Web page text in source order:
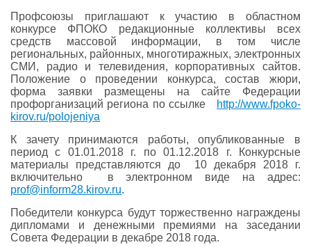
Профсоюзы приглашают к участию в областном
конкурсе ФПОКО редакционные коллективы всех
средств массовой информации, в том числе
региональных, районных, многотиражных, электронных
СМИ, радио и телевидения, корпоративных сайтов.
Положение о проведении конкурса, состав жюри,
форма заявки размещены на сайте Федерации
профорганизаций региона по ссылке
http://www.fpoko-
kirov.ru/polojeniya
К зачету принимаются работы, опубликованные в
период с 01.01.2018 г. по 01.12.2018 г. Конкурсные
материалы представляются до 10 декабря 2018 г.
включительно в электронном виде на адрес:
prof@inform28.kirov.ru.
Победители конкурса будут торжественно награждены
дипломами и денежными премиями на заседании
Совета Федерации в декабре 2018 года.